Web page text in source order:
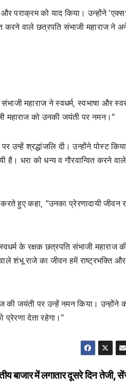
पराक्रम को याद किया। उन्होंने
करने वाले छत्रपति संभाजी महाराज ने
महाराज ने स्वधर्म, स्वभाषा और
महाराज को उनकी जयंती पर नमन।”
उन्हें श्रद्धांजलि दी। उन्होंने पोस्ट
है। धरा को धन्य व गौरवान्वित करने
हुए कहा, “उनका प्रेरणादायी जीवन
के रक्षक छत्रपति संभाजी महाराज
शंभू राजे का जीवन हमें राष्ट्रभक्ति और
की जयंती पर उन्हें नमन किया। उन्होंने
प्रेरणा देता रहेगा।”
बाजार में लगातार दूसरे दिन